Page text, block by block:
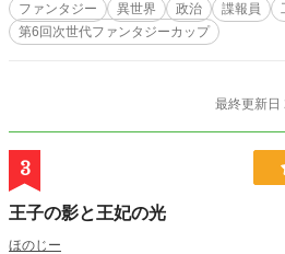
ファンタジー 異世界 政治 諜報員
第6回次世代ファンタジーカップ
最終更新
3
王子の影と王妃の光
ほのじー